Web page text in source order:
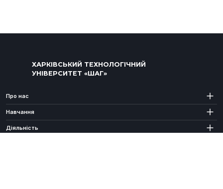
ХАРКІВСЬКИЙ ТЕХНОЛОГІЧНИЙ
УНІВЕРСИТЕТ «ШАГ»
Про нас
Навчання
Діяльність